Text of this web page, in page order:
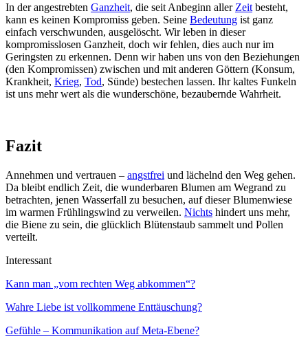
In der angestrebten Ganzheit, die seit Anbeginn aller Zeit besteht,
kann es keinen Kompromiss geben. Seine Bedeutung ist ganz
einfach verschwunden, ausgelöscht. Wir leben in dieser
kompromisslosen Ganzheit, doch wir fehlen, dies auch nur im
Geringsten zu erkennen. Denn wir haben uns von den Beziehungen
(den Kompromissen) zwischen und mit anderen Göttern (Konsum,
Krankheit, Krieg, Tod, Sünde) bestechen lassen. Ihr kaltes Funkeln
ist uns mehr wert als die wunderschöne, bezaubernde Wahrheit.
Fazit
Annehmen und vertrauen – angstfrei und lächelnd den Weg gehen.
Da bleibt endlich Zeit, die wunderbaren Blumen am Wegrand zu
betrachten, jenen Wasserfall zu besuchen, auf dieser Blumenwiese
im warmen Frühlingswind zu verweilen. Nichts hindert uns mehr,
die Biene zu sein, die glücklich Blütenstaub sammelt und Pollen
verteilt.
Interessant
Kann man „vom rechten Weg abkommen“?
Wahre Liebe ist vollkommene Enttäuschung?
Gefühle – Kommunikation auf Meta-Ebene?